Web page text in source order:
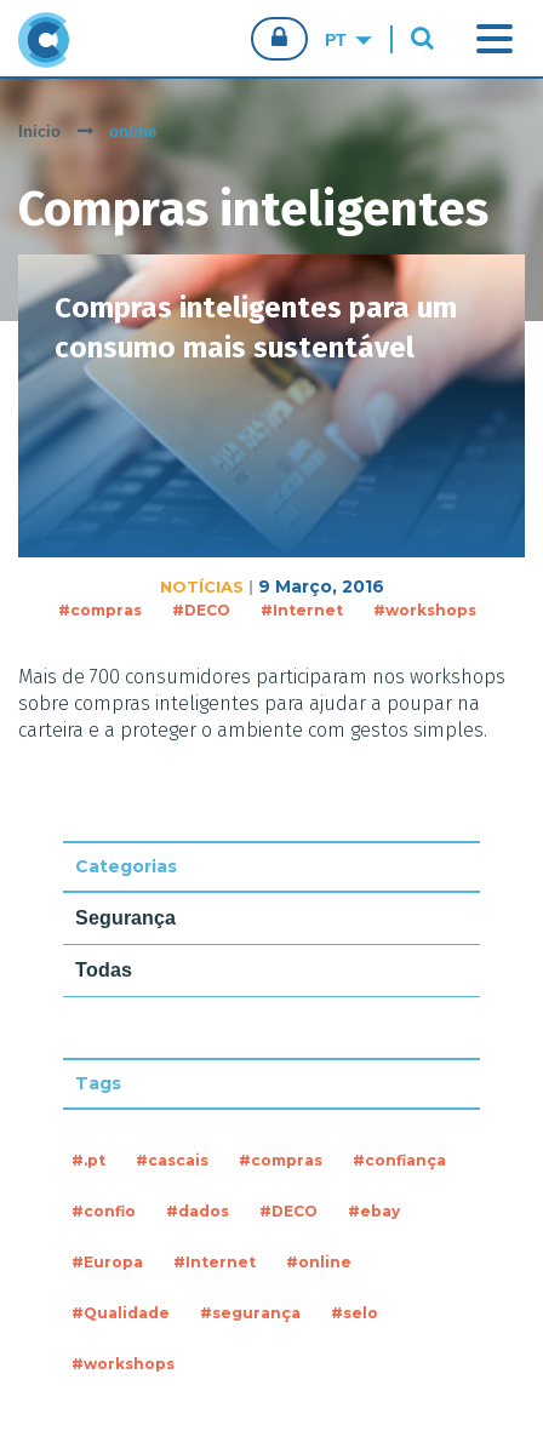
EMPRESAS
AGENTES DE VENDA
Inicio online
Compras inteligentes
para um consumo mais
sustentável
Compras inteligentes para um
consumo mais sustentável
NOTÍCIAS | 9 Março, 2016
#compras #DECO #Internet #workshops
Mais de 700 consumidores participaram nos workshops
sobre compras inteligentes para ajudar a poupar na
carteira e a proteger o ambiente com gestos simples.
Categorias
Segurança
Todas
Tags
#.pt #cascais #compras #confiança
#confio #dados #DECO #ebay
#Europa #Internet #online
#Qualidade #segurança #selo
#workshops